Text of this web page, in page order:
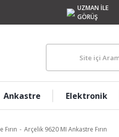
UZMAN İLE
GÖRÜŞ
Ankastre Elektronik
Fırın Arçelik 9620 MI Ankastre Fırın